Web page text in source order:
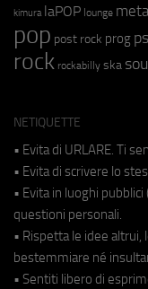
kimura laPOP lounge
pop post rock prog
rock rockabilly ska
NETIQUETTE
• Evita di URLARE. Ti
• Evita di scrivere lo
• Evita in luoghi
questioni personali.
• Rispetta le idee altrui,
bestemmiare né
• Sentiti libero di